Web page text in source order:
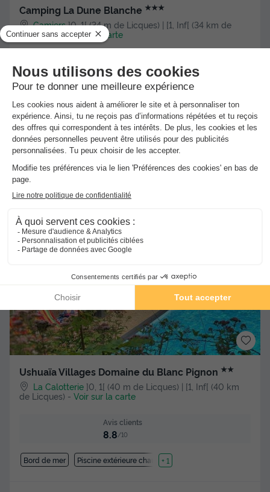
Camping La Dune Blanche ★★★
Camiers ]0, 1[ (34 m de Licques) | [1, Inf[ (34 km de
Licques)- Voir sur la carte
194 avis
8.4/10
MOBILHOME 6 personnes - Classic | 3 Ch. | 6 Pers. |
Terrasse surélevée
Meilleur prix pour 7 nuits
518 €
Voir les hébergements
Ushuaïa Villages Domaine du Blanc Pignon ★★
La Calotterie ]0, 1[ (40 m de Licques) | [1, Inf[ (40 km
de Licques) - Voir sur la carte
Avis clients
8.8/10
Bord de mer Piscine extérieure chauffée
+ 1